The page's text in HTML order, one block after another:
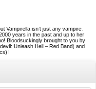
Vampirella isn’t just any vampire.
years in the past and up to her
Bloodsuckingly brought to you by
Unleash Hell – Red Band) and